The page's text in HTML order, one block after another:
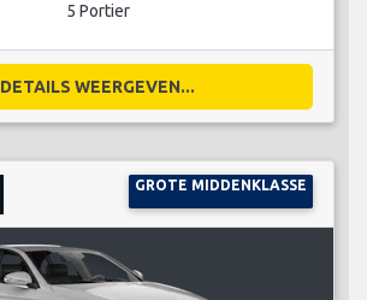
5 Portier
DETAILS WEERGEVEN...
GROTE MIDDENKLASSE